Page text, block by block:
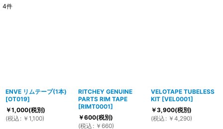
4件
ENVE リムテープ(1本)
[OT019]
￥1,000(税別)
(税込 : ￥ 1,100)
RITCHEY GENUINE
PARTS RIM TAPE
[RIMT0001]
￥600(税別)
(税込 : ￥ 660)
VELOTAPE TUBELESS
KIT [VEL0001]
￥3,900(税別)
(税込 : ￥ 4,290)